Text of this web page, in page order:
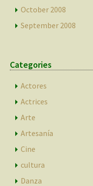
October 2008
September 2008
Categories
Actores
Actrices
Arte
Artesanía
Cine
cultura
Danza